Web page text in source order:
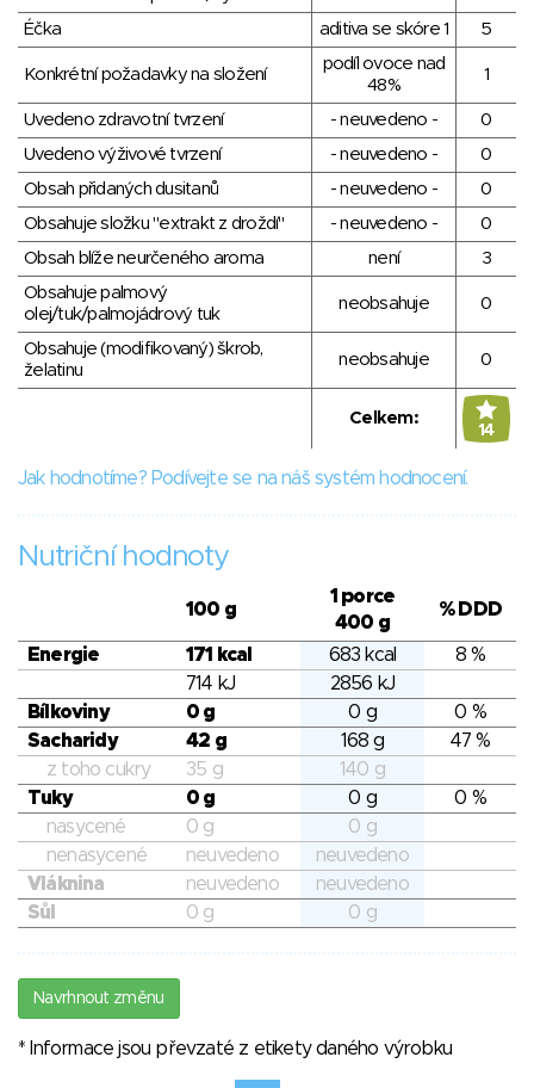
Éčka
aditiva se skóre 1 5
Konkrétní požadavky na složení
podíl ovoce nad
48%
1
Uvedeno zdravotní tvrzení - neuvedeno -
0
Uvedeno výživové tvrzení
- neuvedeno -
0
Obsah přidaných dusitanů
- neuvedeno -
0
Obsahuje složku "extrakt z droždí"
- neuvedeno -
0
Obsah blíže neurčeného aroma
není
3
Obsahuje palmový
olej/tuk/palmojádrový tuk
neobsahuje 0
Obsahuje (modifikovaný) škrob,
želatinu
neobsahuje 0
Celkem:
14
Jak hodnotíme? Podívejte se na náš systém hodnocení.
Nutriční hodnoty
100 g
1 porce
400 g
% DDD
Energie 171 kcal 683 kcal
8 %
714 kJ
2856 kJ
Bílkoviny
0 g 0 g
0 %
Sacharidy
42 g 168 g
47 %
z toho cukry
35 g
140 g
Tuky
0 g 0 g
0 %
nasycené
0 g
0 g
nenasycené
neuvedeno
neuvedeno
Vláknina
neuvedeno
neuvedeno
Sůl
0 g 0 g
Navrhnout změnu
* Informace jsou převzaté z etikety daného výrobku